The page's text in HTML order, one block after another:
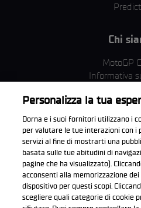
Chi
MotoGP
Informativa
Corporate
Condizioni
Condizioni di
Scarica l'app
Personalizza la tua
Dorna e i suoi fornitori utilizzano i
per valutare le tue interazioni con i
servizi al fine di mostrarti una
basata sulle tue abitudini di
pagine che ha visualizzato).
acconsenti alla memorizzazione
dispositivo per questi scopi.
scegliere quali categorie di cookie